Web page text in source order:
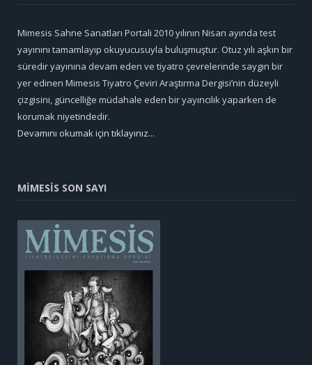
Mimesis Sahne Sanatları Portali 2010 yılının Nisan ayında test
yayınını tamamlayıp okuyucusuyla buluşmuştur. Otuz yılı aşkın bir
süredir yayınına devam eden ve tiyatro çevrelerinde saygın bir
yer edinen Mimesis Tiyatro Çeviri Araştırma Dergisi’nin düzeyli
çizgisini, güncelliğe müdahale eden bir yayıncılık yaparken de
korumak niyetindedir.
Devamını okumak için tıklayınız...
MİMESİS SON SAYI